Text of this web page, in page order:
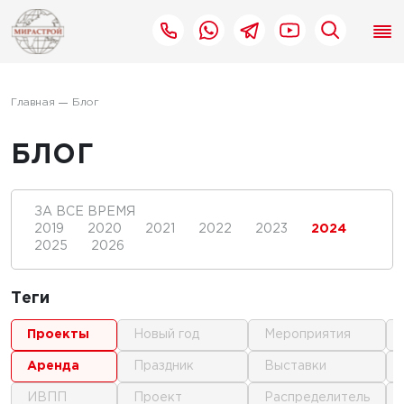
Главная Блог
БЛОГ
ЗА ВСЕ ВРЕМЯ
2019
2020 2021 2022 2023
2024
2025
2026
Теги
проекты
аренда
ИВПП
новый год
праздник
проект
мероприятия
выставки
распределитель